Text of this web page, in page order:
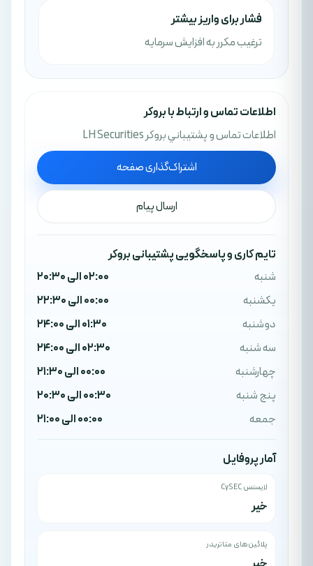
فشار برای واریز بیشتر
ترغیب مکرر به افزایش سرمایه
اطلاعات تماس و ارتباط با بروکر
اطلاعات تماس و پشتيباني بروکر LH Securities
اشتراک‌گذاری صفحه
ارسال پیام
تایم کاری و پاسخگویی پشتیبانی بروکر
شنبه
02:00 الی 20:30
یکشنبه
00:00 الی 22:30
دوشنبه
01:30 الی 24:00
سه شنبه
02:30 الی 24:00
چهارشنبه
00:00 الی 21:30
پنج شنبه
00:30 الی 20:30
جمعه
00:00 الی 21:00
آمار پروفایل
لایسنس CySEC
خیر
پلاگین‌های متاتریدر